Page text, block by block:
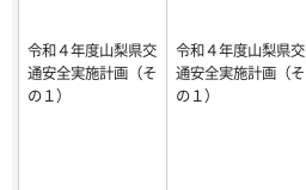
令和４年度山梨県交
通安全実施計画（そ
の１）
令和４年度山梨県交
通安全実施計画（そ
の１）